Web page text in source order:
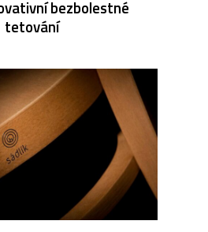
bezbolestné
tetování